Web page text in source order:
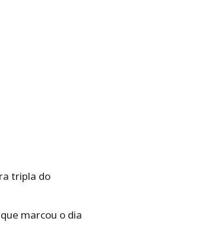
tripla do
marcou o dia